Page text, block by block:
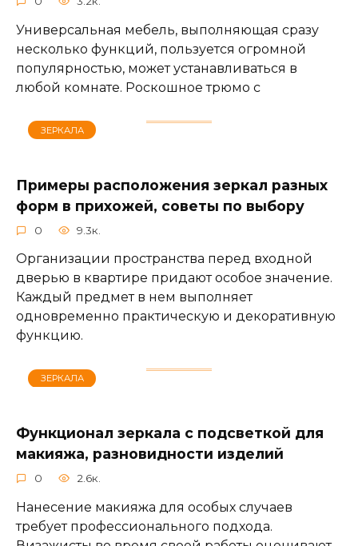
Универсальная мебель, выполняющая сразу
несколько функций, пользуется огромной
популярностью, может устанавливаться в
любой комнате. Роскошное трюмо с
ЗЕРКАЛА
Примеры расположения зеркал разных
форм в прихожей, советы по выбору
0 9.3к.
Организации пространства перед входной
дверью в квартире придают особое значение.
Каждый предмет в нем выполняет
одновременно практическую и декоративную
функцию.
ЗЕРКАЛА
Функционал зеркала с подсветкой для
макияжа, разновидности изделий
0 2.6к.
Нанесение макияжа для особых случаев
требует профессионального подхода.